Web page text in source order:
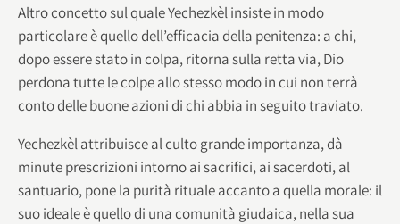
Altro concetto sul quale Yechezkèl insiste in modo
particolare è quello dell’efficacia della penitenza: a chi,
dopo essere stato in colpa, ritorna sulla retta via, Dio
perdona tutte le colpe allo stesso modo in cui non terrà
conto delle buone azioni di chi abbia in seguito traviato.
Yechezkèl attribuisce al culto grande importanza, dà
minute prescrizioni intorno ai sacrifici, ai sacerdoti, al
santuario, pone la purità rituale accanto a quella morale: il
suo ideale è quello di una comunità giudaica, nella sua